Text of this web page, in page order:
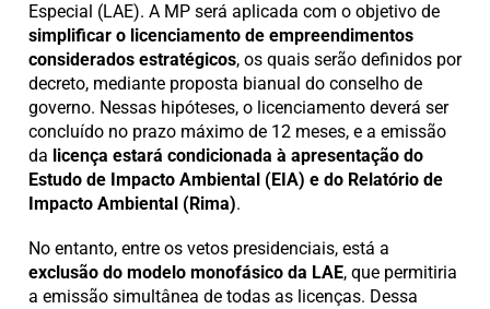
Especial (LAE). A MP será aplicada com o objetivo de
simplificar o licenciamento de empreendimentos
considerados estratégicos, os quais serão definidos por
decreto, mediante proposta bianual do conselho de
governo. Nessas hipóteses, o licenciamento deverá ser
concluído no prazo máximo de 12 meses, e a emissão
da licença estará condicionada à apresentação do
Estudo de Impacto Ambiental (EIA) e do Relatório de
Impacto Ambiental (Rima).
No entanto, entre os vetos presidenciais, está a
exclusão do modelo monofásico da LAE, que permitiria
a emissão simultânea de todas as licenças. Dessa